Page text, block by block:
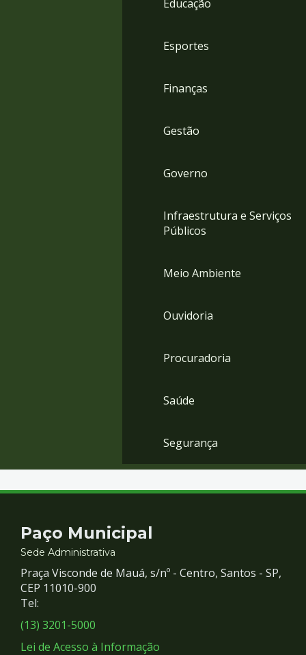
Educação
Esportes
Finanças
Gestão
Governo
Infraestrutura e Serviços
Públicos
Meio Ambiente
Ouvidoria
Procuradoria
Saúde
Segurança
Contato
e
Redes
Sociais
Paço Municipal
Sede Administrativa
Praça Visconde de Mauá, s/nº - Centro, Santos - SP,
CEP 11010-900
Tel:
(13) 3201-5000
Lei de Acesso à Informação